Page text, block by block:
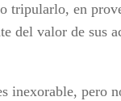
tripularlo, en
del valor de sus
inexorable, pero